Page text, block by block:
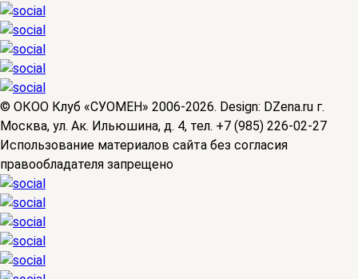
© OКОО Клуб «СУОМЕН» 2006-2026. Design: DZena.ru г.
Москва, ул. Ак. Ильюшина, д. 4, тел. +7 (985) 226-02-27
Использование материалов сайта без согласия
правообладателя запрещено